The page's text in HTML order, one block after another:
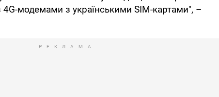
4G-модемами з українськими SIM-картами", –